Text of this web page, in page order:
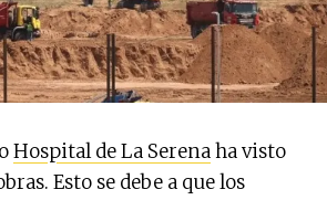
Hospital de La Serenaha visto
Esto se debe a que los